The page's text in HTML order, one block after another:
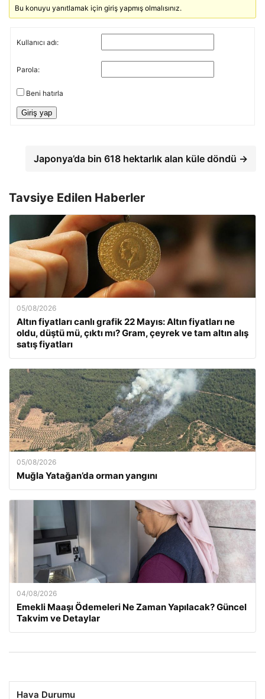
Bu konuyu yanıtlamak için giriş yapmış olmalısınız.
Kullanıcı adı:
Parola:
Beni hatırla
Giriş yap
Japonya’da bin 618 hektarlık alan küle döndü →
Tavsiye Edilen Haberler
05/08/2026
Altın fiyatları canlı grafik 22 Mayıs: Altın fiyatları ne
oldu, düştü mü, çıktı mı? Gram, çeyrek ve tam altın alış
satış fiyatları
05/08/2026
Muğla Yatağan’da orman yangını
04/08/2026
Emekli Maaşı Ödemeleri Ne Zaman Yapılacak? Güncel
Takvim ve Detaylar
Hava Durumu